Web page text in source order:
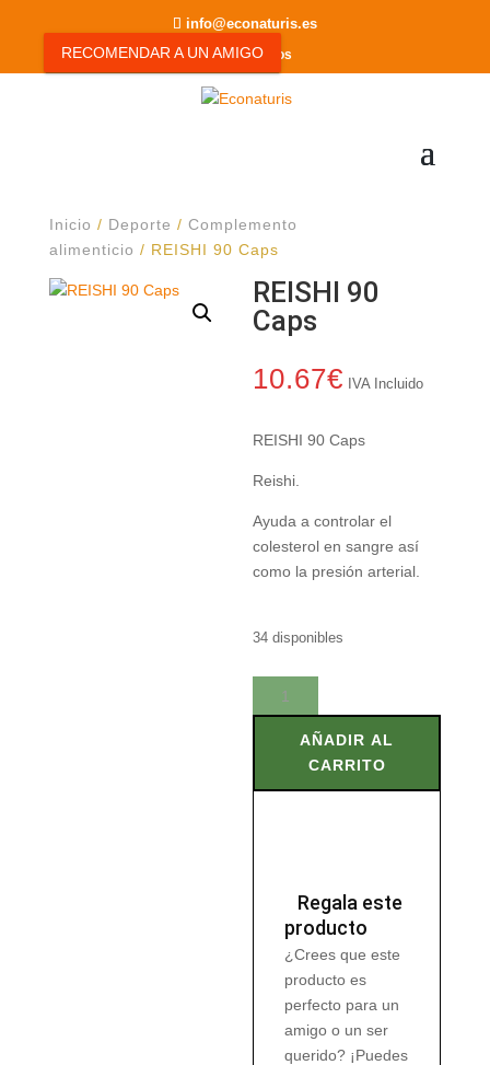
RECOMENDAR A UN AMIGO
info@econaturis.es
0 elementos
Inicio / Deporte / Complemento
alimenticio / REISHI 90 Caps
REISHI 90
Caps
10.67€ IVA Incluido
REISHI 90 Caps
Reishi.
Ayuda a controlar el
colesterol en sangre así
como la presión arterial.
34 disponibles
REISHI
90
cantidad
AÑADIR AL
CARRITO
Regala este
producto
¿Crees que este
producto es
perfecto para un
amigo o un ser
querido? ¡Puedes